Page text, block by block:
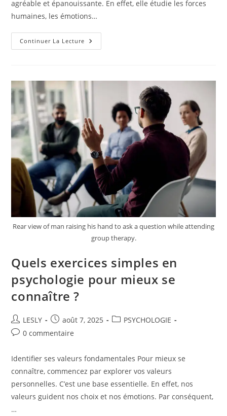
agréable et épanouissante. En effet, elle étudie les forces
humaines, les émotions…
Continuer La Lecture Comment
Améliorer
La
Psychologie
Positive
Rear view of man raising his hand to ask a question while attending
group therapy.
Quels exercices simples en
psychologie pour mieux se
connaître ?
Auteur/autrice
de
LESLY
Publication
publiée :
août 7, 2025
PostPSYCHOLOGIE
Commentaires
la
publication :
0 commentaire
Identifier ses valeurs fondamentales Pour mieux se
connaître, commencez par explorer vos valeurs
personnelles. C’est une base essentielle. En effet, nos
valeurs guident nos choix et nos émotions. Par conséquent,
…